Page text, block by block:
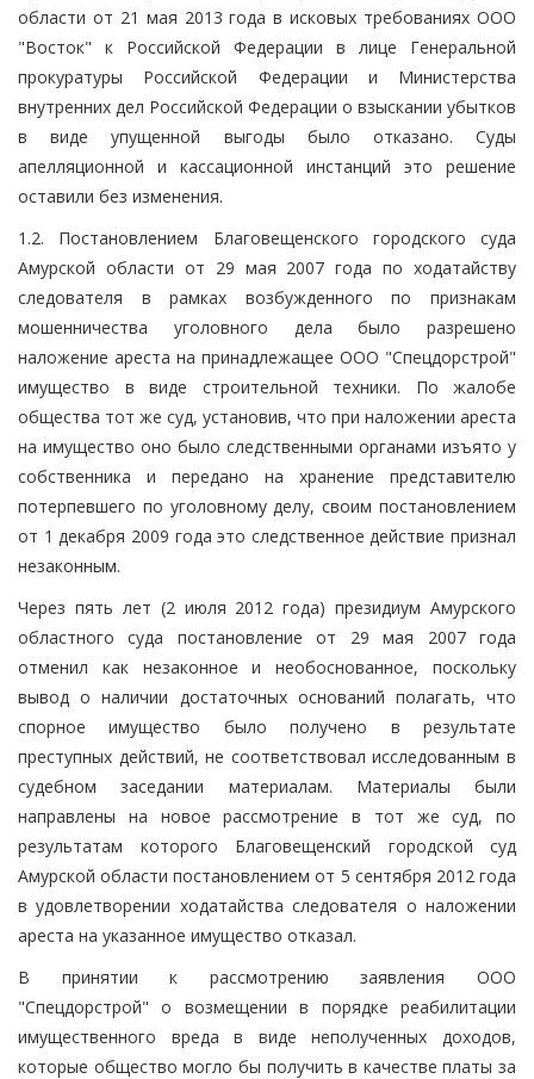
области от 21 мая 2013 года в исковых требованиях ООО
"Восток" к Российской Федерации в лице Генеральной
прокуратуры Российской Федерации и Министерства
внутренних дел Российской Федерации о взыскании убытков
в виде упущенной выгоды было отказано. Суды
апелляционной и кассационной инстанций это решение
оставили без изменения.
1.2. Постановлением Благовещенского городского суда
Амурской области от 29 мая 2007 года по ходатайству
следователя в рамках возбужденного по признакам
мошенничества уголовного дела было разрешено
наложение ареста на принадлежащее ООО "Спецдорстрой"
имущество в виде строительной техники. По жалобе
общества тот же суд, установив, что при наложении ареста
на имущество оно было следственными органами изъято у
собственника и передано на хранение представителю
потерпевшего по уголовному делу, своим постановлением
от 1 декабря 2009 года это следственное действие признал
незаконным.
Через пять лет (2 июля 2012 года) президиум Амурского
областного суда постановление от 29 мая 2007 года
отменил как незаконное и необоснованное, поскольку
вывод о наличии достаточных оснований полагать, что
спорное имущество было получено в результате
преступных действий, не соответствовал исследованным в
судебном заседании материалам. Материалы были
направлены на новое рассмотрение в тот же суд, по
результатам которого Благовещенский городской суд
Амурской области постановлением от 5 сентября 2012 года
в удовлетворении ходатайства следователя о наложении
ареста на указанное имущество отказал.
В принятии к рассмотрению заявления ООО
"Спецдорстрой" о возмещении в порядке реабилитации
имущественного вреда в виде неполученных доходов,
которые общество могло бы получить в качестве платы за